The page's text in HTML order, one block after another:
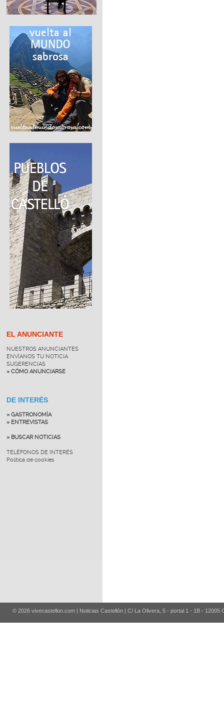
EL ANUNCIANTE
NUESTROS ANUNCIANTES
ENVÍANOS TU NOTICIA
SUGERENCIAS
» CÓMO ANUNCIARSE
DE INTERÉS
» GASTRONOMÍA
» ENTREVISTAS
» BUSCAR NOTICIAS
TELÉFONOS DE INTERÉS
Política de cookies
© 2026 vivecastellon.com | Noticias Castellón | C/ La Olivera, 5 - portal 1 - 1B - 12005